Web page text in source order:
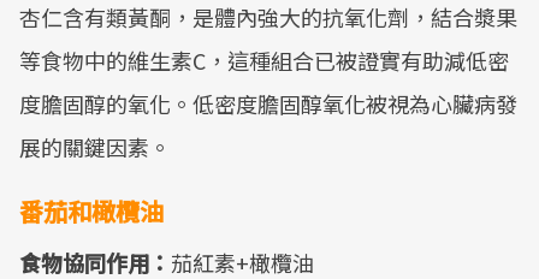
杏仁含有類黃酮，是體內強大的抗氧化劑，結合漿果
等食物中的維生素C，這種組合已被證實有助減低密
度膽固醇的氧化。低密度膽固醇氧化被視為心臟病發
展的關鍵因素。
番茄和橄欖油
食物協同作用： 茄紅素+橄欖油